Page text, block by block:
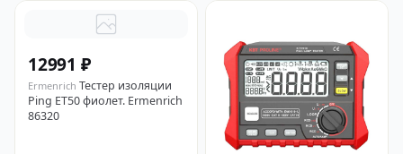
12991 ₽
Ermenrich Тестер изоляции
Ping ET50 фиолет. Ermenrich
86320